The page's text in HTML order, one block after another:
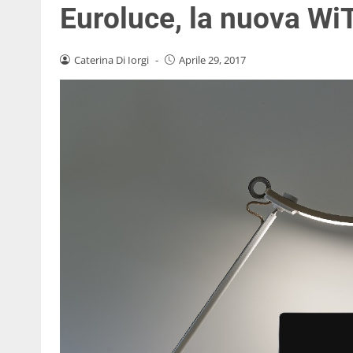
Euroluce, la nuova
Caterina Di Iorgi - Aprile 29, 2017